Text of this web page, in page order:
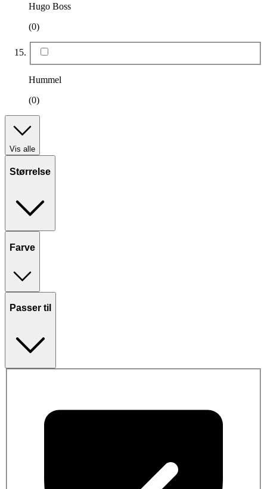
Hugo Boss
(0)
Hummel
(0)
Vis alle
Størrelse
Farve
Passer til